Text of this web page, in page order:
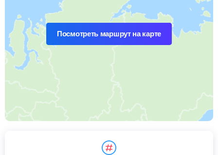
Посмотреть маршрут на карте